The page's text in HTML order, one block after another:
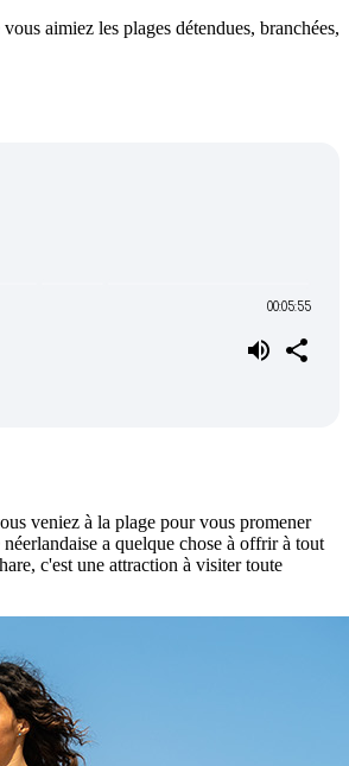
aimiez les plages détendues, branchées,
veniez à la plage pour vous promener
a quelque chose à offrir à tout
c'est une attraction à visiter toute